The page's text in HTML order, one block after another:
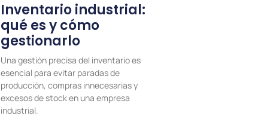
Inventario industrial:
qué es y cómo
gestionarlo
Una gestión precisa del inventario es
esencial para evitar paradas de
producción, compras innecesarias y
excesos de stock en una empresa
industrial.